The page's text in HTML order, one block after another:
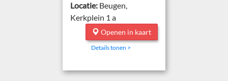
Locatie: Beugen,
Kerkplein 1 a
Openen in kaart
Details tonen >